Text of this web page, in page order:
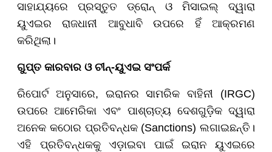
ସାହାଯ୍ୟରେ ପ୍ରସ୍ତୁତ ଡ୍ରୋନ୍ ଓ ମିସାଇଲ୍ ଦ୍ୱାରା
ୟୁଏଇର ରାଜଧାନୀ ଆବୁଧାବି ଉପରେ ହିଁ ଆକ୍ରମଣ
କରିଥିଲା।
ଗୁପ୍ତ କାରବାର ଓ ଚୀନ୍-ୟୁଏଇ ସଂପର୍କ
ରିପୋର୍ଟ ଅନୁସାରେ, ଇରାନର ସାମରିକ ବାହିନୀ (IRGC)
ଉପରେ ଆମେରିକା ଏବଂ ପାଶ୍ଚାତ୍ୟ ଦେଶଗୁଡ଼ିକ ଦ୍ୱାରା
ଅନେକ କଠୋର ପ୍ରତିବନ୍ଧକ (Sanctions) ଲଗାଇଛନ୍ତି।
ଏହି ପ୍ରତିବନ୍ଧକକୁ ଏଡ଼ାଇବା ପାଇଁ ଇରାନ ୟୁଏଇରେ